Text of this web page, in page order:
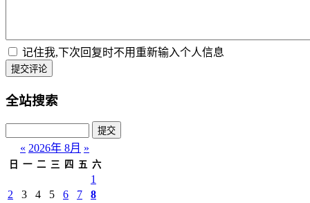
记住我,下次回复时不用重新输入个人信息
提交评论
全站搜索
« 2026年 8月 »
日 一 二 三 四 五 六
1
2
3 4 5 6 7
8